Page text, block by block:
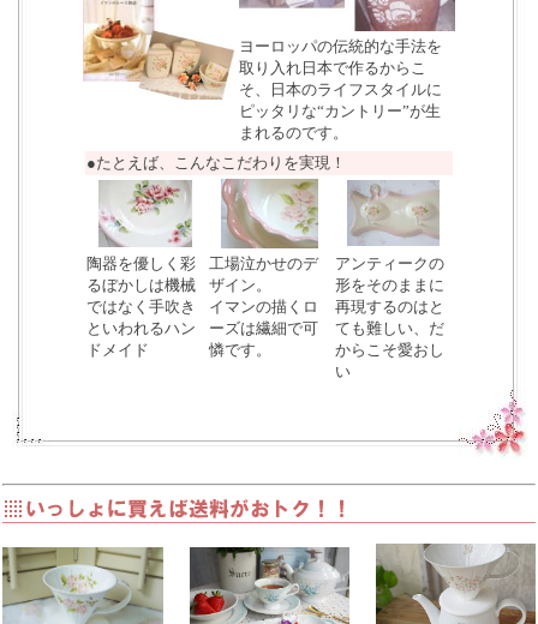
ヨーロッパの伝統的な手法を
取り入れ日本で作るからこ
そ、日本のライフスタイルに
ピッタリな“カントリー”が生
まれるのです。
●たとえば、こんなこだわりを実現！
陶器を優しく彩
るぼかしは機械
ではなく手吹き
といわれるハン
ドメイド
工場泣かせのデ
ザイン。
イマンの描くロ
ーズは繊細で可
憐です。
アンティークの
形をそのままに
再現するのはと
ても難しい、だ
からこそ愛おし
い